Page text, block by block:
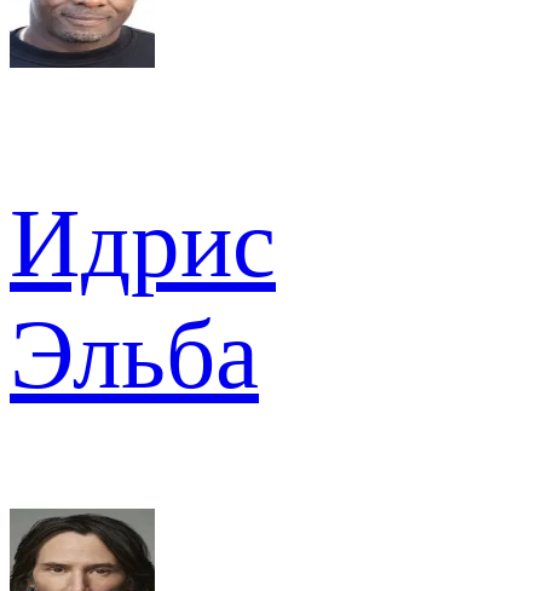
Идрис
Эльба